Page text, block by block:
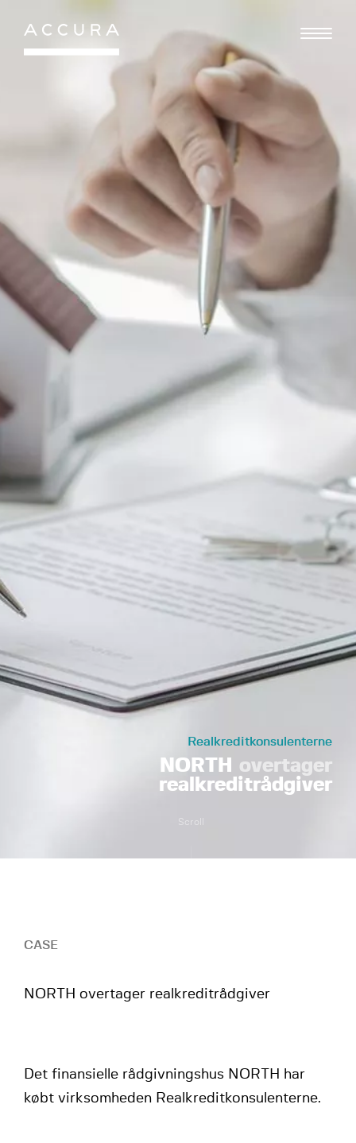
Gå
indhold
Realkreditkonsulenterne
NORTH overtager
realkreditrådgiver
Scroll
CASE
NORTH overtager realkreditrådgiver
Det finansielle rådgivningshus NORTH har
købt virksomheden Realkreditkonsulenterne.